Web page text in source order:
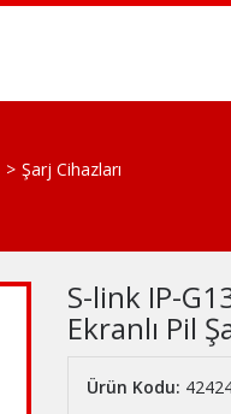
Şarj Cihazları
S-link IP-
Ekranlı Pil
Ürün Kodu: